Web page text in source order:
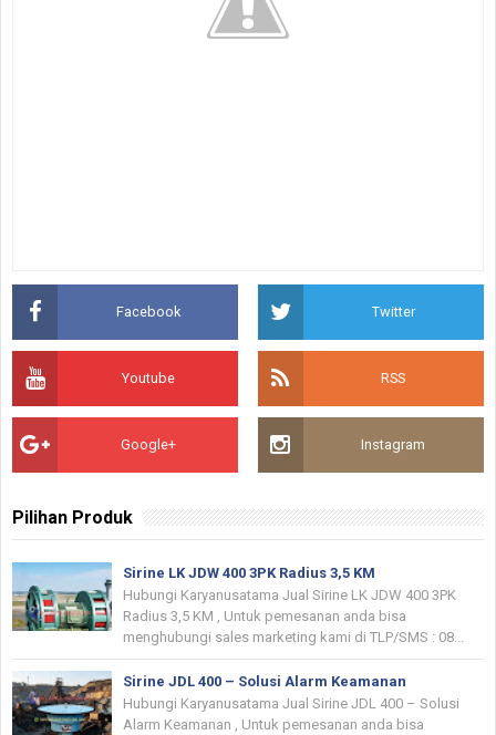
Facebook Twitter
Youtube RSS
Google+ Instagram
Pilihan Produk
Sirine LK JDW 400 3PK Radius 3,5 KM
Hubungi Karyanusatama Jual Sirine LK JDW 400 3PK
Radius 3,5 KM , Untuk pemesanan anda bisa
menghubungi sales marketing kami di TLP/SMS : 08...
Sirine JDL 400 – Solusi Alarm Keamanan
Hubungi Karyanusatama Jual Sirine JDL 400 – Solusi
Alarm Keamanan , Untuk pemesanan anda bisa